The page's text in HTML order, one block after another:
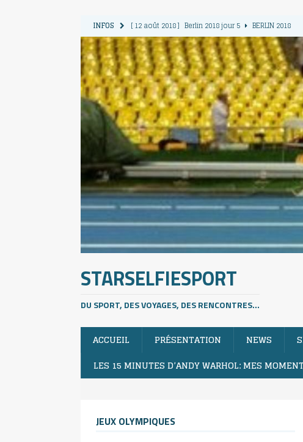
INFOS [ 11 août 2018 ] Berlin 2018 jour 4
BERLIN 2018
[ 10 août 2018 ] Berlin 2018 Jour 3
BERLIN 2018
[ 9 août 2018 ] Berlin 2018 jour 2
BERLIN 2018
[ 13 août 2018 ] Berlin 2018 jour 6
BERLIN 2018
[ 12 août 2018 ] Berlin 2018 jour 5 BERLIN 2018
STARSELFIESPORT
DU SPORT, DES VOYAGES, DES RENCONTRES...
ACCUEIL PRÉSENTATION NEWS
LES 15 MINUTES D’ANDY WARHOL: MES
JEUX OLYMPIQUES